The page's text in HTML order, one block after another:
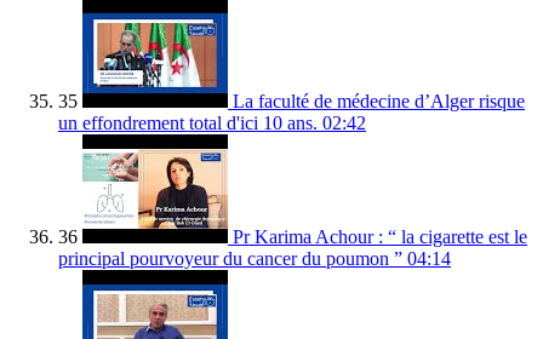
35
La faculté de médecine d’Alger risque
un effondrement total d'ici 10 ans. 02:42
36
Pr Karima Achour : “ la cigarette est le
principal pourvoyeur du cancer du poumon ” 04:14